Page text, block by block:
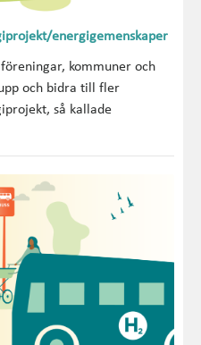
energigemenskaper
kommuner och
och bidra till fler
så kallade